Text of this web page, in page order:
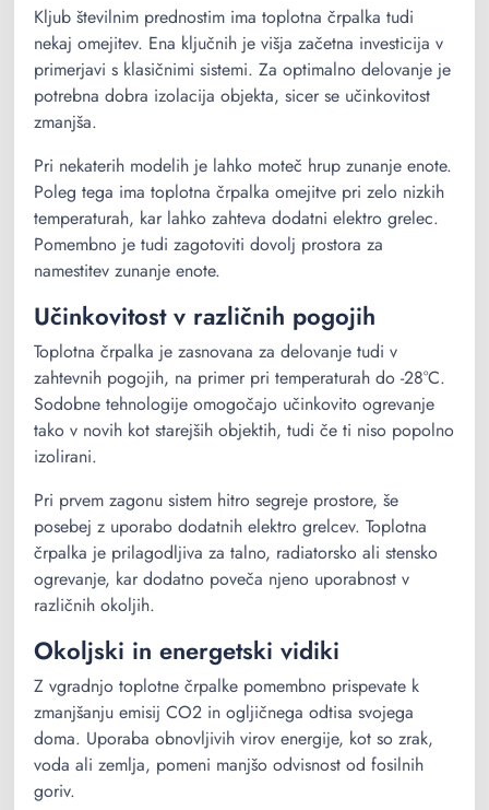
Kljub številnim prednostim ima toplotna črpalka tudi
nekaj omejitev. Ena ključnih je višja začetna investicija v
primerjavi s klasičnimi sistemi. Za optimalno delovanje je
potrebna dobra izolacija objekta, sicer se učinkovitost
zmanjša.
Pri nekaterih modelih je lahko moteč hrup zunanje enote.
Poleg tega ima toplotna črpalka omejitve pri zelo nizkih
temperaturah, kar lahko zahteva dodatni elektro grelec.
Pomembno je tudi zagotoviti dovolj prostora za
namestitev zunanje enote.
Učinkovitost v različnih pogojih
Toplotna črpalka je zasnovana za delovanje tudi v
zahtevnih pogojih, na primer pri temperaturah do -28°C.
Sodobne tehnologije omogočajo učinkovito ogrevanje
tako v novih kot starejših objektih, tudi če ti niso popolno
izolirani.
Pri prvem zagonu sistem hitro segreje prostore, še
posebej z uporabo dodatnih elektro grelcev. Toplotna
črpalka je prilagodljiva za talno, radiatorsko ali stensko
ogrevanje, kar dodatno poveča njeno uporabnost v
različnih okoljih.
Okoljski in energetski vidiki
Z vgradnjo toplotne črpalke pomembno prispevate k
zmanjšanju emisij CO2 in ogljičnega odtisa svojega
doma. Uporaba obnovljivih virov energije, kot so zrak,
voda ali zemlja, pomeni manjšo odvisnost od fosilnih
goriv.